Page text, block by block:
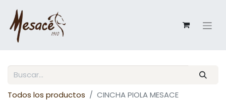
Todos los productos CINCHA PIOLA MESACE